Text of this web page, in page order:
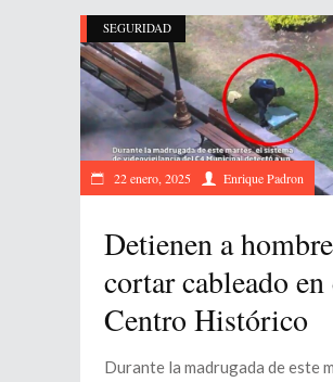
SEGURIDAD
22 enero, 2025 Enrique Padron
Detienen a
cortar cableado en
Centro Histórico
Durante la madrugada de este